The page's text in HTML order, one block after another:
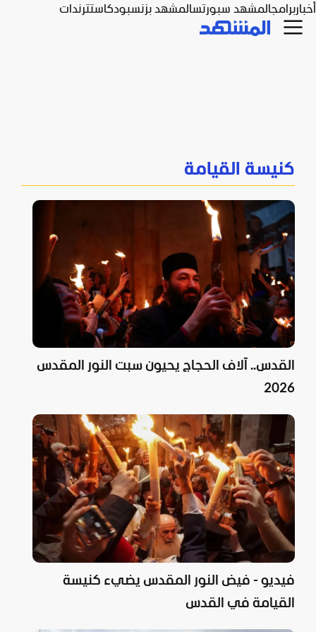
أخباربرامجالمشهد سبورتسالمشهد بزنسبودكاستترندات
كنيسة القيامة
القدس.. آلاف الحجاج يحيون سبت النور المقدس
2026
فيديو - فيض النور المقدس يضيء كنيسة
القيامة في القدس